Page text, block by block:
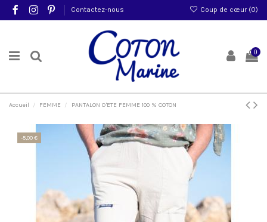
Contactez-nous Coup de cœur (0)
0
Accueil FEMME PANTALON D'ETE FEMME 100 % COTON
-5,00 €